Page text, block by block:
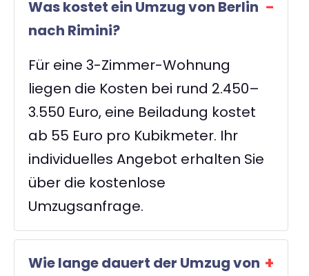
Was kostet ein Umzug von Berlin
nach Rimini?
Für eine 3-Zimmer-Wohnung
liegen die Kosten bei rund 2.450–
3.550 Euro, eine Beiladung kostet
ab 55 Euro pro Kubikmeter. Ihr
individuelles Angebot erhalten Sie
über die kostenlose
Umzugsanfrage.
Wie lange dauert der Umzug von